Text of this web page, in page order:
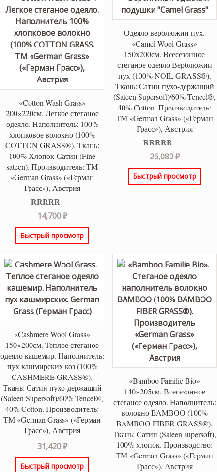
«Cotton Wash Grass»
200×220см. Легкое стеганое
одеяло. Наполнитель: 100%
хлопковое волокно (100%
COTTON GRASS®). Ткань:
100% Хлопок-Сатин (Fine
sateen). Производитель: ТМ
«German Grass» («Герман
Грасс»), Австрия
Оценка5.00
из 5
14,700₽
Быстрый просмотр
Одеяло верблюжий пух.
«Camel Wool Grass»
150х200см. Всесезонное
стеганое одеяло Верблюжий
пух (100% NOIL GRASS®).
Ткань: Сатин пухо-держащий
(Sateen Supersoft)/60% Tencel®,
40% Cotton. Производитель:
ТМ «German Grass» («Герман
Грасс»), Австрия
Оценка5.00
из 5
26,080₽
Быстрый просмотр
«Cashmere Wool Grass»
150×200см. Теплое стеганое
одеяло кашемир. Наполнитель:
пух кашмирских коз (100%
CASHMERE GRASS®).
Ткань: Сатин пухо-держащий
(Sateen Supersoft)/60% Tencel®,
40% Cotton. Производитель:
ТМ «German Grass» («Герман
Грасс»), Австрия
31,420₽
Быстрый просмотр
«Bamboo Familie Bio»
140×205см. Всесезонное
стеганое одеяло. Наполнитель:
волокно BAMBOO (100%
BAMBOO FIBER GRASS®).
Ткань: Сатин (Sateen supersoft),
100% хлопок. Производство:
ТМ «German Grass» («Герман
Грасс»), Австрия